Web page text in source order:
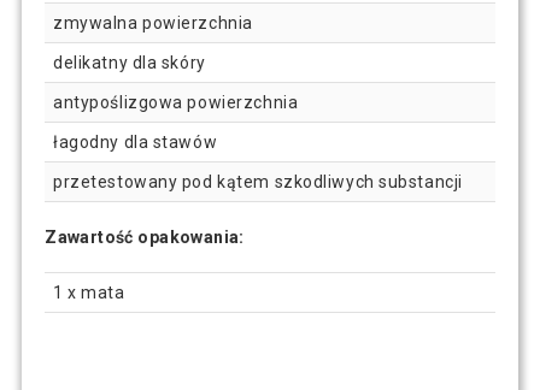
zmywalna powierzchnia
delikatny dla skóry
antypoślizgowa powierzchnia
łagodny dla stawów
przetestowany pod kątem szkodliwych substancji
Zawartość opakowania:
1 x mata